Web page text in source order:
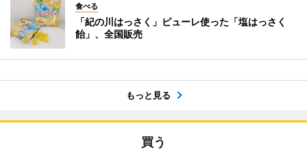
食べる
「紀の川はっさく」ピューレ使った「塩はっさく
飴」、全国販売
もっと見る
買う